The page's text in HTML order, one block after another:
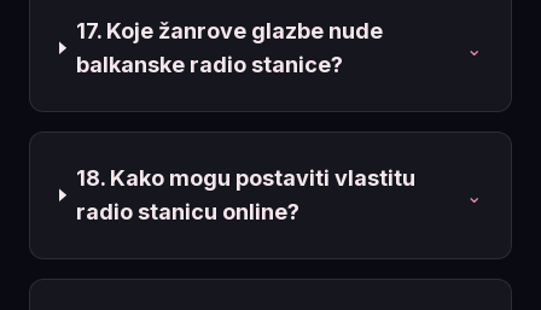
17. Koje žanrove glazbe nude
balkanske radio stanice?
⌄
18. Kako mogu postaviti vlastitu
radio stanicu online?
⌄